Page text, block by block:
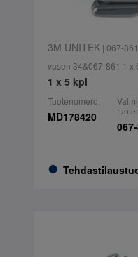
3M UNITEK| 067-
vasen 34&067-861 1 x
1 x 5 kpl
Tuotenumero:
MD178420